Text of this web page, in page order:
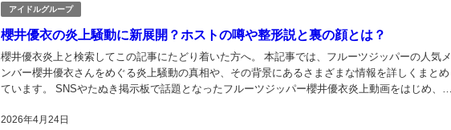
アイドルグループ
櫻井優衣の炎上騒動に新展開？ホストの噂や整形説と裏の顔とは？
2026年4月24日
櫻井優衣炎上と検索してこの記事にたどり着いた方へ。 本記事では、フルーツジッパーの人気メ
ンバー櫻井優衣さんをめぐる炎上騒動の真相や、その背景にあるさまざまな情報を詳しくまとめ
ています。 SNSやたぬき掲示板で話題となったフルーツジッパー櫻井優衣炎上動画をはじめ、フ